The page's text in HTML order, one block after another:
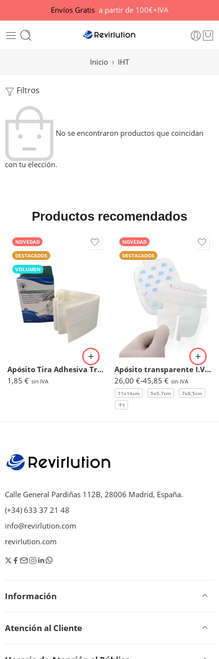
Envíos Gratisa partir de 100€+IVA
Inicio IHT
Filtros
No se encontraron productos que coincidan
con tu elección.
Productos recomendados
NOVEDAD
DESTACADOS
VOLUMEN
Apósito Tira Adhesiva Transparente 6cmx100cm. (Caja 1ud)
1,85 € sin IVA
NOVEDAD
DESTACADOS
Apósito transparente I.V. reforzado – Oper Film Protect IV
26,00 €-45,85 € sin IVA
11x14cm 5x5,7cm
7x8,5cm
1
Calle General Pardiñas 112B, 28006 Madrid, España.
(+34) 633 37 21 48
info@revirlution.com
revirlution.com
Información
Atención al Cliente